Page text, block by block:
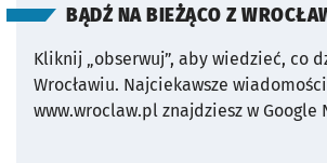
BĄDŹ NA BIEŻĄCO Z
Kliknij „obserwuj”, aby wiedzieć, co
Wrocławiu. Najciekawsze
www.wroclaw.pl znajdziesz w Google